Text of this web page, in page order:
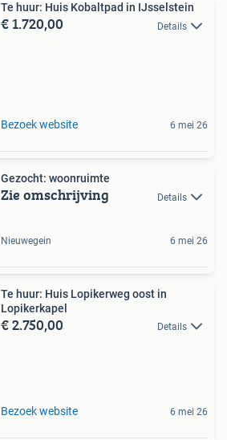
Te huur: Huis Kobaltpad in IJsselstein
€ 1.720,00 Details
Bezoek website 6 mei 26
Gezocht: woonruimte
Zie omschrijving Details
Nieuwegein 6 mei 26
Te huur: Huis Lopikerweg oost in
Lopikerkapel
€ 2.750,00 Details
Bezoek website 6 mei 26